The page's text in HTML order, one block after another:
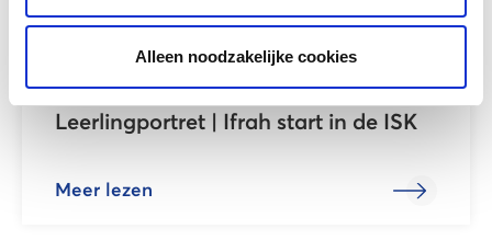
Alleen noodzakelijke cookies
Leerlingportret | Ifrah start in de ISK
Meer lezen